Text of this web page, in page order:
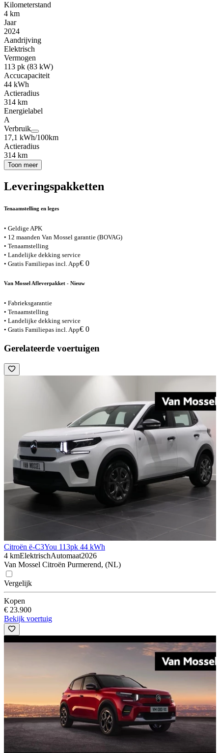
Kilometerstand
4 km
Jaar
2024
Aandrijving
Elektrisch
Vermogen
113 pk (83 kW)
Accucapaciteit
44 kWh
Actieradius
314 km
Energielabel
A
Verbruik
17,1 kWh/100km
Actieradius
314 km
Toon meer
Leveringspakketten
Tenaamstelling en leges
• Geldige APK
• 12 maanden Van Mossel garantie (BOVAG)
• Tenaamstelling
• Landelijke dekking service
• Gratis Familiepas incl. App€ 0
Van Mossel Afleverpakket - Nieuw
• Fabrieksgarantie
• Tenaamstelling
• Landelijke dekking service
• Gratis Familiepas incl. App€ 0
Gerelateerde voertuigen
Citroën ë-C3You 113pk 44 kWh
4 kmElektrischAutomaat2026
Van Mossel Citroën Purmerend, (NL)
Vergelijk
Kopen
€ 23.900
Bekijk voertuig